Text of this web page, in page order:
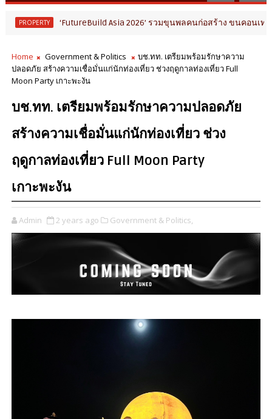
‘FutureBuild Asia 2026’ รวมขุนพลคนก่อสร้าง ขนคอนเทนต์-นิทรรศ
Home Government & Politics
บช.ทท. เตรียมพร้อมรักษาความ
ปลอดภัย สร้างความเชื่อมั่นแก่นักท่องเที่ยว ช่วงฤดูกาลท่องเที่ยว Full
Moon Party เกาะพะงัน
บช.ทท. เตรียมพร้อมรักษาความปลอดภัย
สร้างความเชื่อมั่นแก่นักท่องเที่ยว ช่วง
ฤดูกาลท่องเที่ยว Full Moon Party
เกาะพะงัน
Admin 2 years ago Government & Politics,